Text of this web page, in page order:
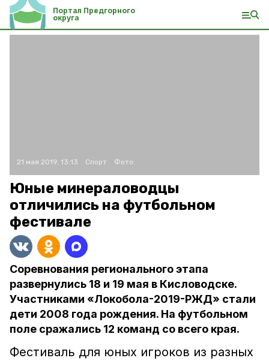
Портал Предгорного
округа
21 мая 2019, 13:13 Спорт Фото:
Юные минераловодцы
отличились на футбольном
фестивале
Соревнования регионального этапа
развернулись 18 и 19 мая в Кисловодске.
Участниками «Локобола-2019-РЖД» стали
дети 2008 года рождения. На футбольном
поле сражались 12 команд со всего края.
Фестиваль для юных игроков из разных